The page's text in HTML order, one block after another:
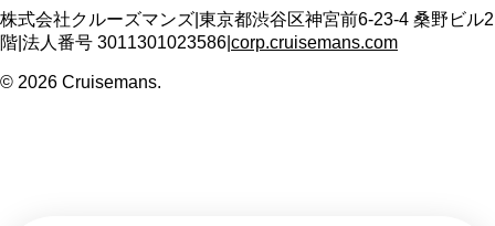
株式会社クルーズマンズ 東京都渋谷区神宮前6-23-4 桑野ビル2
階 法人番号 3011301023586 corp.cruisemans.com
© 2026 Cruisemans.